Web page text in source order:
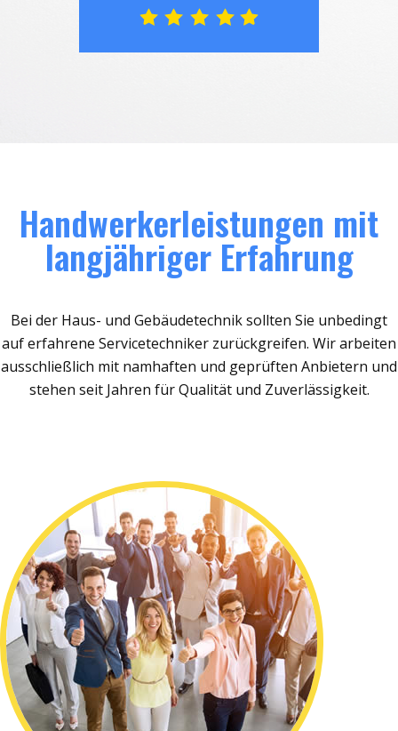
Handwerkerleistungen mit
langjähriger Erfahrung
Bei der Haus- und Gebäudetechnik sollten Sie unbedingt
auf erfahrene Servicetechniker zurückgreifen. Wir arbeiten
ausschließlich mit namhaften und geprüften Anbietern und
stehen seit Jahren für Qualität und Zuverlässigkeit.